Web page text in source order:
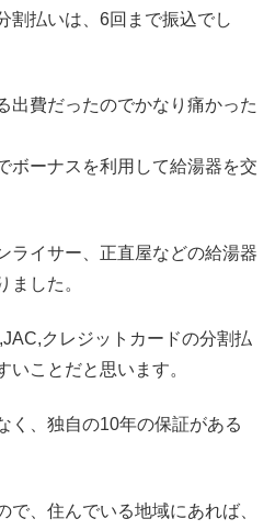
割払いは、6回まで振込でし
出費だったのでかなり痛かった
ボーナスを利用して給湯器を交
ライサー、正直屋などの給湯器
ました。
クレジットカードの分割払
いことだと思います。
く、独自の10年の保証がある
で、住んでいる地域にあれば、